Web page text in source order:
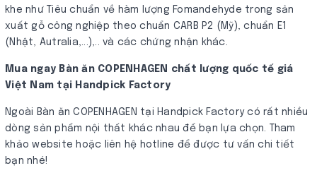
khe như Tiêu chuẩn về hàm lượng Fomandehyde trong sản
xuất gỗ công nghiệp theo chuẩn CARB P2​ (Mỹ), chuẩn E1
(Nhật, Autralia,...),.. và các chứng nhận khác.
Mua ngay Bàn ăn COPENHAGEN chất lượng quốc tế giá
Việt Nam tại Handpick Factory
Ngoài Bàn ăn COPENHAGEN tại Handpick Factory có rất nhiều
dòng sản phẩm nội thất khác nhau để bạn lựa chọn. Tham
khảo website hoặc liên hệ hotline để được tư vấn chi tiết
bạn nhé!